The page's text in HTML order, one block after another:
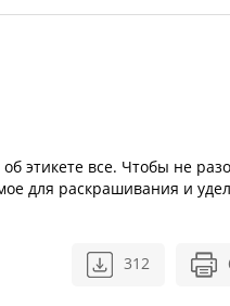
этикете все. Чтобы не
для раскрашивания и
312